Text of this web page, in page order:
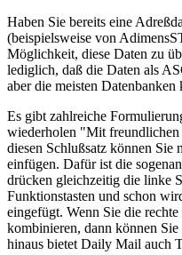
Haben Sie bereits eine
(beispielsweise von
Möglichkeit, diese Daten zu
lediglich, daß die Daten als
aber die meisten Datenbanken
Es gibt zahlreiche
wiederholen "Mit
diesen Schlußsatz können Sie
einfügen. Dafür ist die
drücken gleichzeitig die linke
Funktionstasten und schon
eingefügt. Wenn Sie die
kombinieren, dann können
hinaus bietet Daily Mail auch